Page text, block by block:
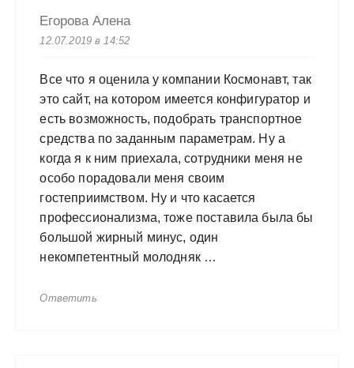
Егорова Алена
12.07.2019 в 14:52
Все что я оценила у компании Космонавт, так
это сайт, на котором имеется конфигуратор и
есть возможность, подобрать транспортное
средства по заданным параметрам. Ну а
когда я к ним приехала, сотрудники меня не
особо порадовали меня своим
гостеприимством. Ну и что касается
профессионализма, тоже поставила была бы
большой жирный минус, один
некомпетентный молодняк …
Ответить